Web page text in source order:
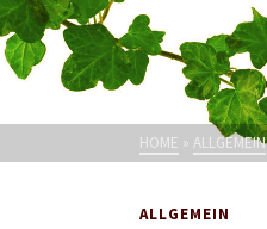
HOME » ALLGEMEIN
ALLGEMEIN